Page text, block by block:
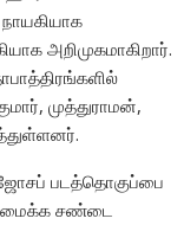
நாயகியாக
அறிமுகமாகிறார்.
முத்துராமன்,
ஜோசப் படத்தொகுப்பை
அமைக்க சண்டை